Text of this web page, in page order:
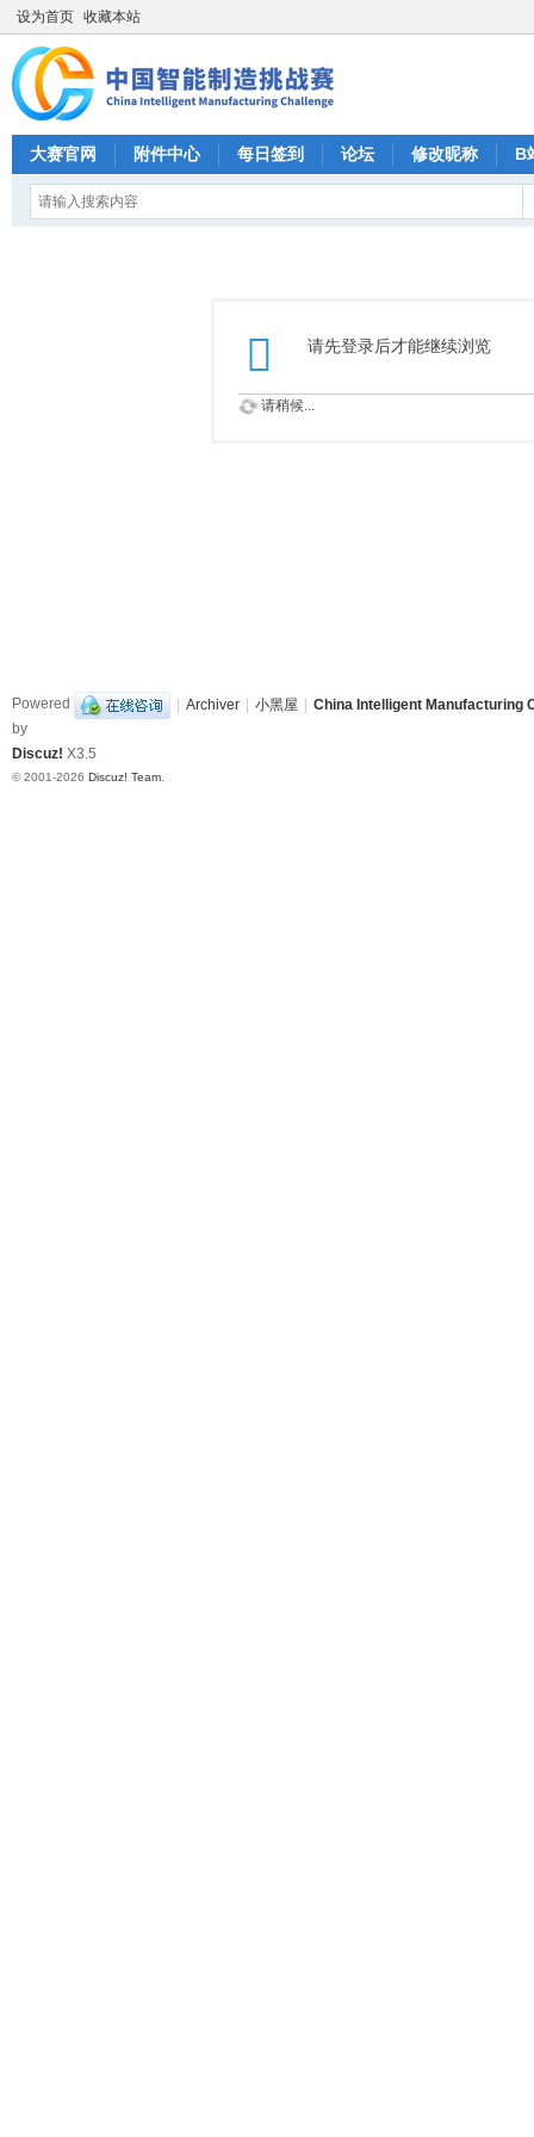
设为首页 收藏本站
大赛官网 附件中心 每日签到 论坛 修改昵称 B
请先登录后才能继续浏览
请稍候...
| Archiver | 小黑屋 | China Intelligent Manufacturing
Powered
by
Discuz! X3.5
© 2001-2026 Discuz! Team